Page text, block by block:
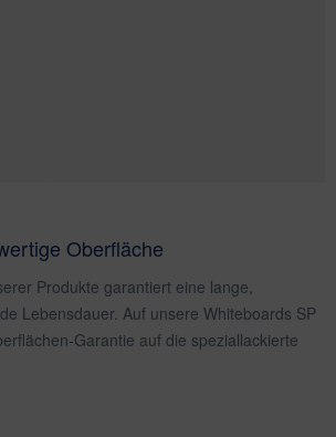
Oberfläche
Produkte garantiert eine lange,
Lebensdauer. Auf unsere Whiteboards SP
Garantie auf die speziallackierte